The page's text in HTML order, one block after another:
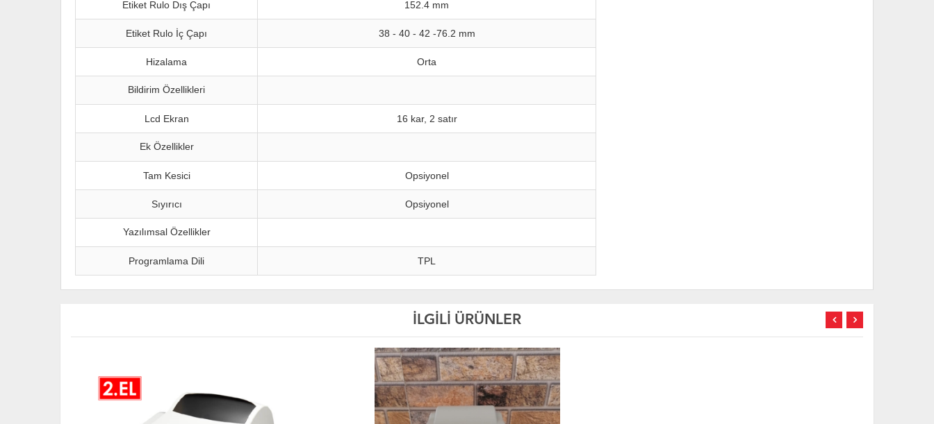
Etiket Rulo Dış Çapı 152.4 mm
Etiket Rulo İç Çapı 38 - 40 - 42 -76.2 mm
Hizalama Orta
Bildirim Özellikleri
Lcd Ekran 16 kar, 2 satır
Ek Özellikler
Tam Kesici Opsiyonel
Sıyırıcı Opsiyonel
Yazılımsal Özellikler
Programlama Dili TPL
İLGİLİ ÜRÜNLER